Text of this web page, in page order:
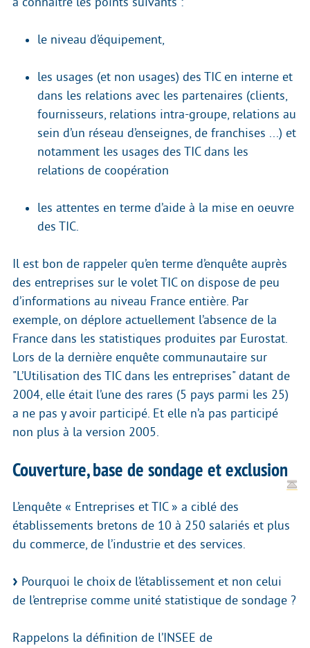
le niveau d’équipement,
les usages (et non usages) des TIC en interne et
dans les relations avec les partenaires (clients,
fournisseurs, relations intra-groupe, relations au
sein d’un réseau d’enseignes, de franchises ...) et
notamment les usages des TIC dans les
relations de coopération
les attentes en terme d’aide à la mise en oeuvre
des TIC.
Il est bon de rappeler qu’en terme d’enquête auprès
des entreprises sur le volet TIC on dispose de peu
d’informations au niveau France entière. Par
exemple, on déplore actuellement l’absence de la
France dans les statistiques produites par Eurostat.
Lors de la dernière enquête communautaire sur
"L’Utilisation des TIC dans les entreprises" datant de
2004, elle était l’une des rares (5 pays parmi les 25)
a ne pas y avoir participé. Et elle n’a pas participé
non plus à la version 2005.
Couverture, base de sondage et exclusion
L’enquête « Entreprises et TIC » a ciblé des
établissements bretons de 10 à 250 salariés et plus
du commerce, de l’industrie et des services.
Pourquoi le choix de l’établissement et non celui
de l’entreprise comme unité statistique de sondage ?
Rappelons la définition de l’INSEE de